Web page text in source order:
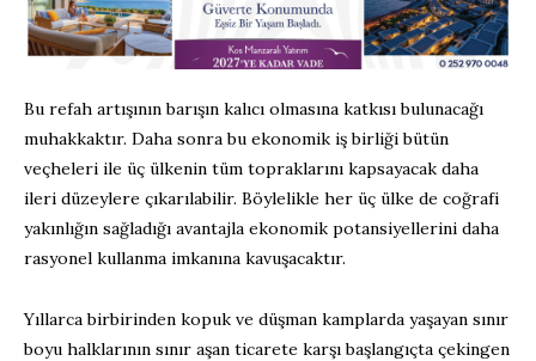
Bu refah artışının barışın kalıcı olmasına katkısı bulunacağı
muhakkaktır. Daha sonra bu ekonomik iş birliği bütün
veçheleri ile üç ülkenin tüm topraklarını kapsayacak daha
ileri düzeylere çıkarılabilir. Böylelikle her üç ülke de coğrafi
yakınlığın sağladığı avantajla ekonomik potansiyellerini daha
rasyonel kullanma imkanına kavuşacaktır.
Yıllarca birbirinden kopuk ve düşman kamplarda yaşayan sınır
boyu halklarının sınır aşan ticarete karşı başlangıçta çekingen